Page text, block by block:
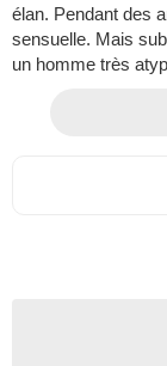
élan. Pendant des
sensuelle. Mais
un homme très